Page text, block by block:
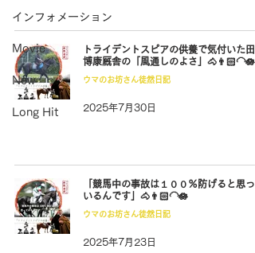
インフォメーション
Movie
New
Long Hit
トライデントスピアの供養で気付いた田
博康厩舎の「風通しのよさ」🐴👨🏻‍🦲🪷
ウマのお坊さん徒然日記
2025年7月30日
「競馬中の事故は１００％防げると思っ
いるんです」🐴👨🏻‍🦲🪷
ウマのお坊さん徒然日記
2025年7月23日